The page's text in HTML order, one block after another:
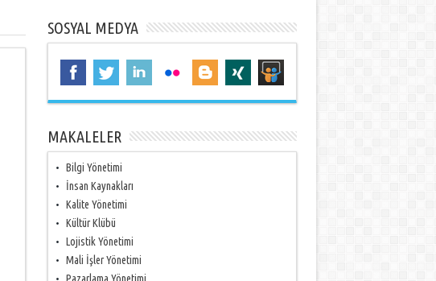
SOSYAL MEDYA
MAKALELER
Bilgi Yönetimi
İnsan Kaynakları
Kalite Yönetimi
Kültür Klübü
Lojistik Yönetimi
Mali İşler Yönetimi